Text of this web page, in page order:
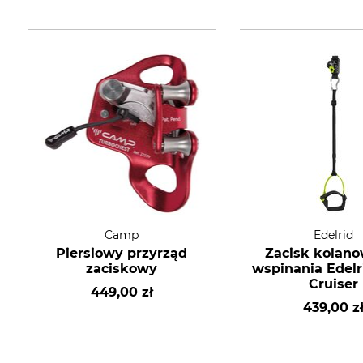
Camp
Piersiowy przyrząd
zaciskowy
449,00 zł
Edelrid
Zacisk
wspinania
Cruiser
439,00 zł